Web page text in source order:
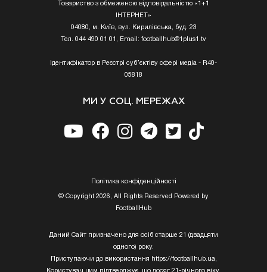
Товариство з обмеженою відповідальністю «1+1
ІНТЕРНЕТ»
04080, м. Київ, вул. Кирилівська, буд. 23
Тел. 044 490 01 01, Email: footballhub@1plus1.tv
Ідентифікатор в Реєстрі суб’єктіву сфері медіа - R40-
05818
МИ У СОЦ. МЕРЕЖАХ
Полiтика конфiденцiйностi
© Copyright 2026, All Rights Reserved Powered by
FootballHub
Даний Сайт призначено для осіб старше 21 (двадцяти
одного) року.
Приступаючи до використання https://footballhub.ua,